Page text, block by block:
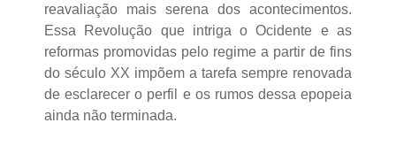
reavaliação mais serena dos acontecimentos.
Essa Revolução que intriga o Ocidente e as
reformas promovidas pelo regime a partir de fins
do século XX impõem a tarefa sempre renovada
de esclarecer o perfil e os rumos dessa epopeia
ainda não terminada.